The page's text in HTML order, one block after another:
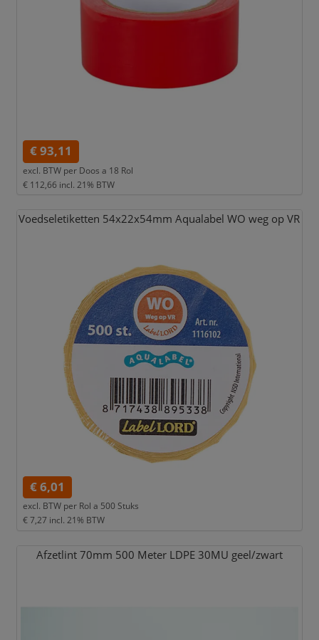
€ 93,11
excl. BTW per Doos a 18 Rol
€ 112,66 incl. 21% BTW
Voedseletiketten 54x22x54mm Aqualabel WO weg op VR
€ 6,01
excl. BTW per Rol a 500 Stuks
€ 7,27 incl. 21% BTW
Afzetlint 70mm 500 Meter LDPE 30MU geel/zwart